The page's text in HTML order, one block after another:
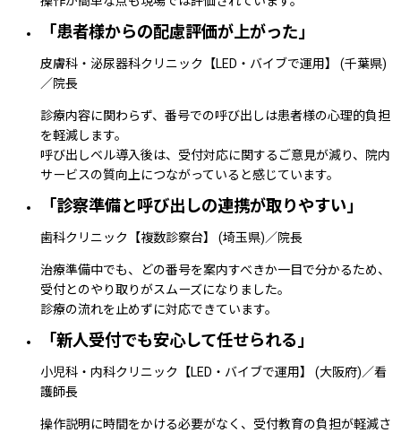
「患者様からの配慮評価が上がった」
皮膚科・泌尿器科クリニック【LED・バイブで運用】
(千葉県)
／院長
診療内容に関わらず、番号での呼び出しは患者様の心理的負担
を軽減します。
呼び出しベル導入後は、受付対応に関するご意見が減り、院内
サービスの質向上につながっていると感じています。
「診察準備と呼び出しの連携が取りやすい」
歯科クリニック【複数診察台】 (埼玉県)／院長
治療準備中でも、どの番号を案内すべきか一目で分かるため、
受付とのやり取りがスムーズになりました。
診療の流れを止めずに対応できています。
「新人受付でも安心して任せられる」
小児科・内科クリニック【LED・バイブで運用】 (大阪府)／看
護師長
操作説明に時間をかける必要がなく、受付教育の負担が軽減さ